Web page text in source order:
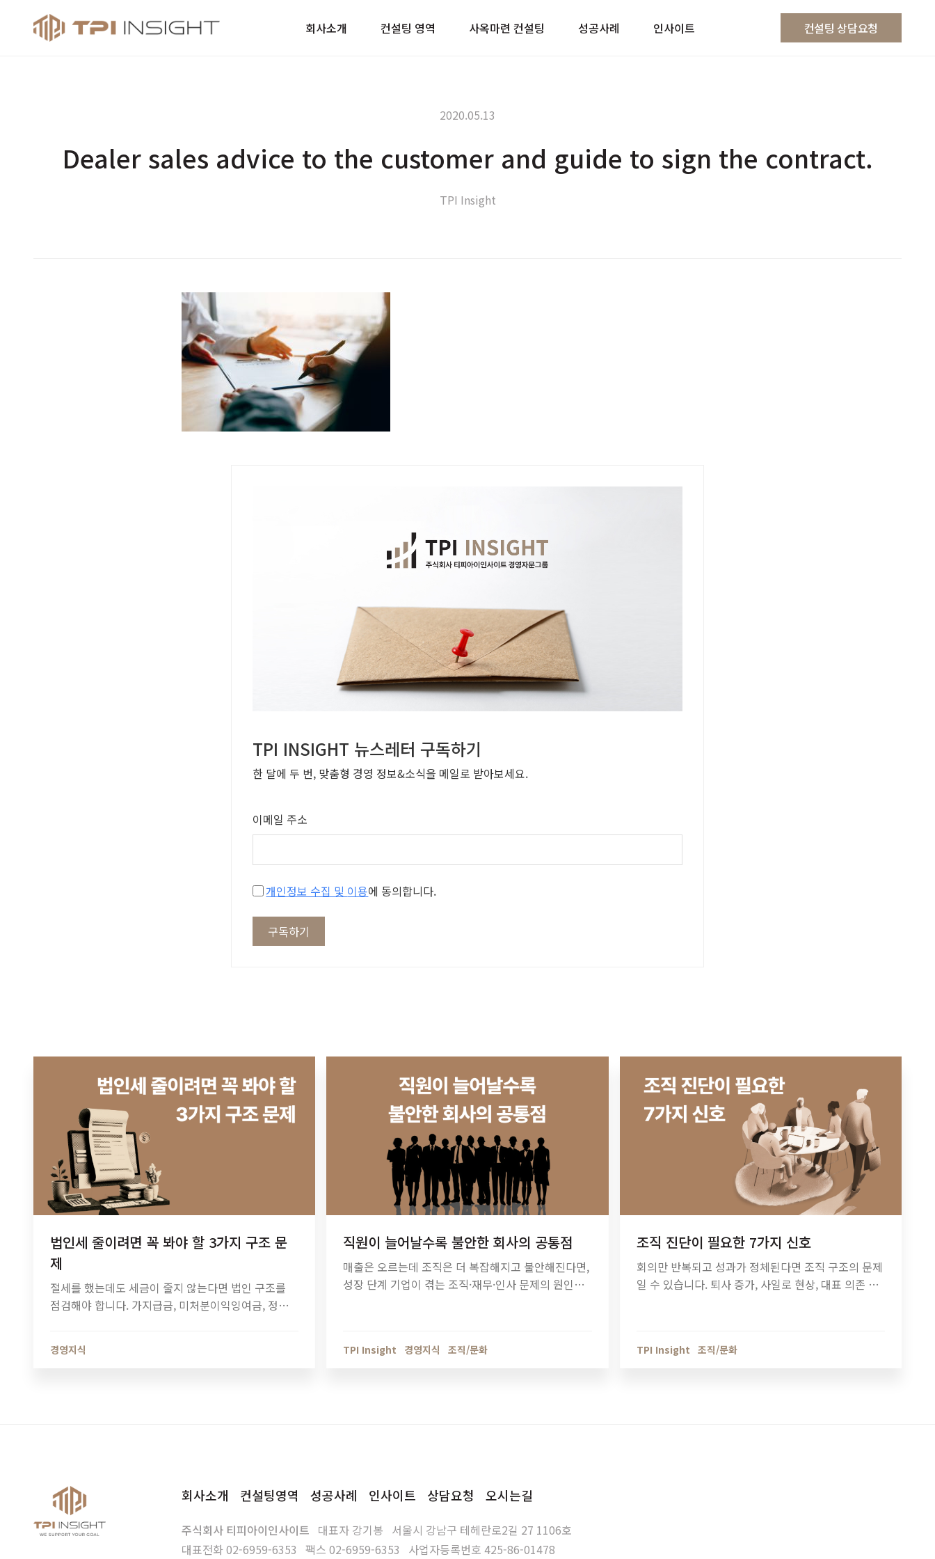
티피아이 인사이트회사소개 컨설팅 영역 사옥마련 컨설팅 성공사례 인사이트 컨설팅 상담요청
2020.05.13
Dealer sales advice to the customer and guide to sign the contract.
TPI Insight
TPI INSIGHT 뉴스레터 구독하기
한 달에 두 번, 맞춤형 경영 정보&소식을 메일로 받아보세요.
이메일 주소
개인정보 수집 및 이용에 동의합니다.
구독하기
법인세 줄이려면 꼭 봐야 할 3가지 구조 문
제
절세를 했는데도 세금이 줄지 않는다면 법인 구조를
점검해야 합니다. 가지급금, 미처분이익잉여금, 정관
경영지식
직원이 늘어날수록 불안한 회사의 공통점
매출은 오르는데 조직은 더 복잡해지고 불안해진다면,
성장 단계 기업이 겪는 조직·재무·인사 문제의 원인을
TPI Insight 경영지식 조직/문화
조직 진단이 필요한 7가지 신호
회의만 반복되고 성과가 정체된다면 조직 구조의 문제
일 수 있습니다. 퇴사 증가, 사일로 현상, 대표 의존 구
TPI Insight 조직/문화
회사소개 컨설팅영역 성공사례 인사이트 상담요청 오시는길
주식회사 티피아이인사이트 대표자 강기봉 서울시 강남구 테헤란로2길 27 1106호
대표전화02-6959-6353 팩스 02-6959-6353 사업자등록번호 425-86-01478